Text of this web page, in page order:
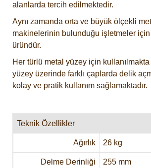
alanlarda tercih edilmektedir.
Aynı zamanda orta ve büyük ölçekli
makinelerinin bulunduğu işletmeler
üründür.
Her türlü metal yüzey için kullanılmakta
yüzey üzerinde farklı çaplarda delik
kolay ve pratik kullanım sağlamaktadır.
Teknik Özellikler
Ağırlık 26 kg
Delme Derinliği 255 mm